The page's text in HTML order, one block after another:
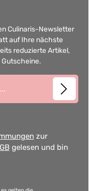
Culinaris-Newsletter
auf Ihre nächste
reduzierte Artikel,
Gutscheine.
zur
gelesen und bin